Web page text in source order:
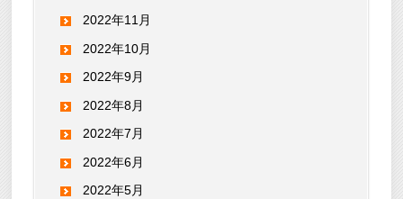
2022年11月
2022年10月
2022年9月
2022年8月
2022年7月
2022年6月
2022年5月